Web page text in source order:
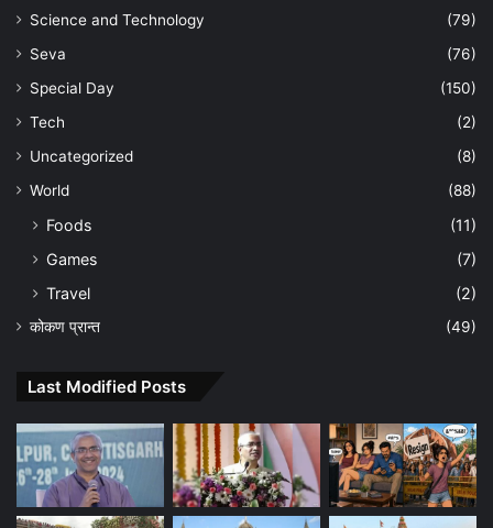
Science and Technology
(79)
Seva
(76)
Special Day
(150)
Tech
(2)
Uncategorized
(8)
World
(88)
Foods
(11)
Games
(7)
Travel
(2)
कोकण प्रान्त (49)
Last Modified Posts